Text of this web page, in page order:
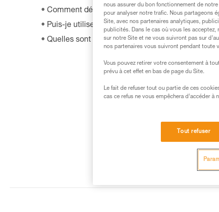
Comment désactiver le mode Boost sur ma
Puis-je utiliser ma lampe sur route à vélo ?
Quelles sont les batteries rechargeables
nous assurer du bon fonctionnement de
pour analyser notre trafic. Nous partageons
Site, avec nos partenaires analytiques,
publicités. Dans le cas où vous les
sur notre Site et ne vous suivront pas sur
nos partenaires vous suivront pendant toute
Vous pouvez retirer votre consentement à
prévu à cet effet en bas de page du Site.
Le fait de refuser tout ou partie de ces
cas ce refus ne vous empêchera d’accéder à
Tout refuser